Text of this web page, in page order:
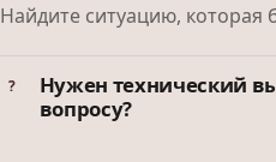
Найдите ситуацию, которая
Нужен технический
вопросу?